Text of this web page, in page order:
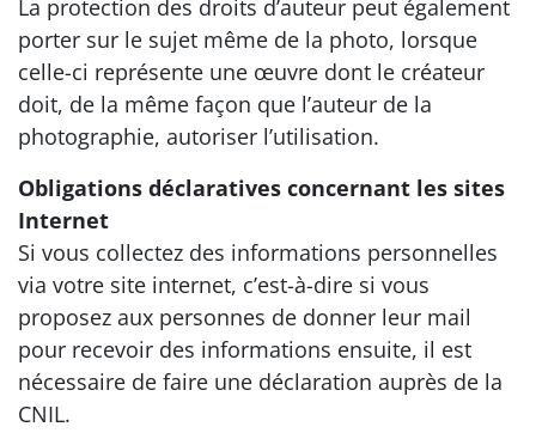
La protection des droits d’auteur peut également
porter sur le sujet même de la photo, lorsque
celle-ci représente une œuvre dont le créateur
doit, de la même façon que l’auteur de la
photographie, autoriser l’utilisation.
Obligations déclaratives concernant les sites
Internet
Si vous collectez des informations personnelles
via votre site internet, c’est-à-dire si vous
proposez aux personnes de donner leur mail
pour recevoir des informations ensuite, il est
nécessaire de faire une déclaration auprès de la
CNIL.